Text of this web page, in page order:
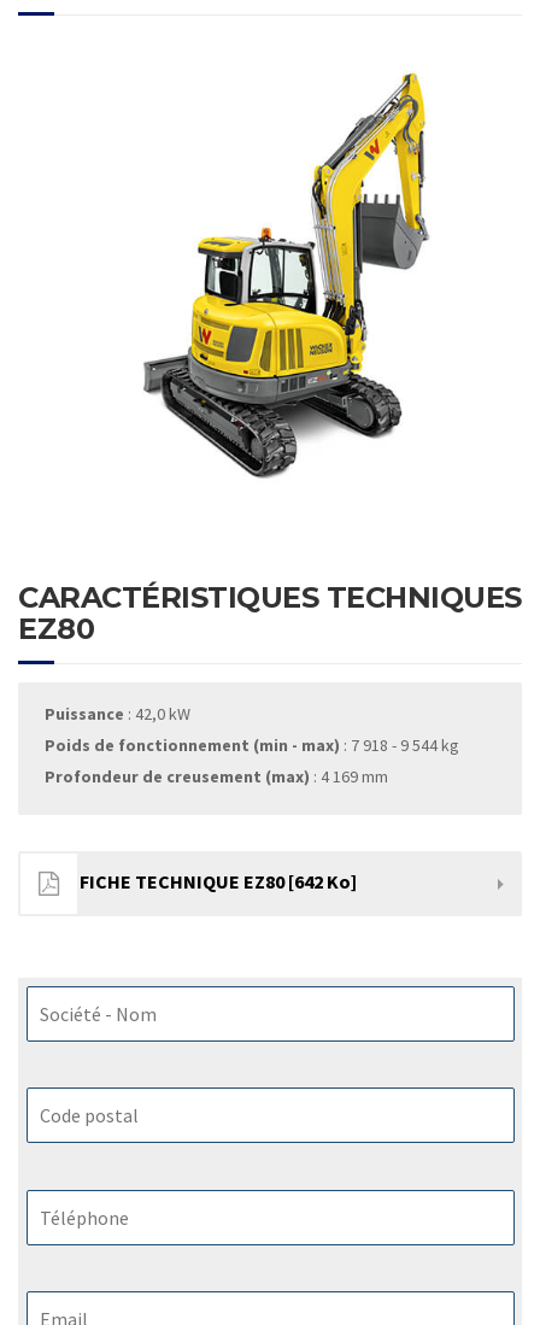
CARACTÉRISTIQUES TECHNIQUES
EZ80
Puissance : 42,0 kW
Poids de fonctionnement (min - max) : 7 918 - 9 544 kg
Profondeur de creusement (max) : 4 169 mm
FICHE TECHNIQUE EZ80 [642 Ko]